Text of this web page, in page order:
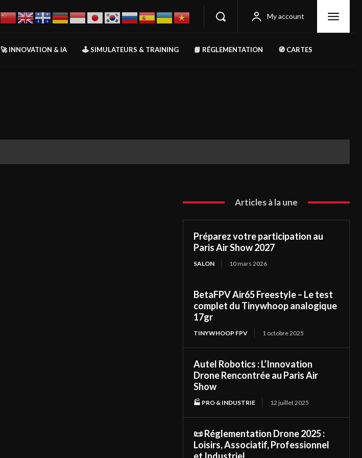
My account
🚀 INNOVATION & IA 🕹️ SIMULATEURS & TRAINING 📘 RÉGLEMENTATION 🧭 CARTES
Articles à la une
Préparez votre participation au
Paris Air Show 2027
SALON 10 mars 2026
BetaFPV Air65 Freestyle – Le test
complet du Tinywhoop analogique
17gr
TINYWHOOP FPV 1 octobre 2025
Autel Robotics : L’Innovation
Drone Rencontrée au Paris Air
Show
🏭 PRO & INDUSTRIE 12 juillet 2025
📜 Réglementation Drone 2025 :
Loisirs, Associatif, Professionnel